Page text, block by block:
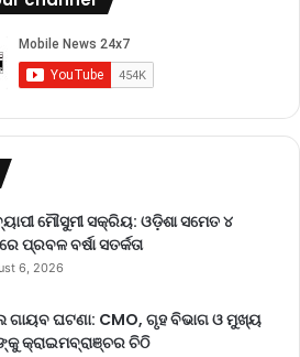
ମୌସୁମୀ ସକ୍ରିୟ: ଓଡ଼ିଶା ସମେତ ୪
ପ୍ରବଳ ବର୍ଷା ସତର୍କତା
6, 2026
ଗାୟବ ଘଟଣା: CMO, ଗୃହ ବିଭାଗ ଓ ମୁଖ୍ୟ
କ୍ରାଇମବ୍ରାଞ୍ଚର ଚିଠି